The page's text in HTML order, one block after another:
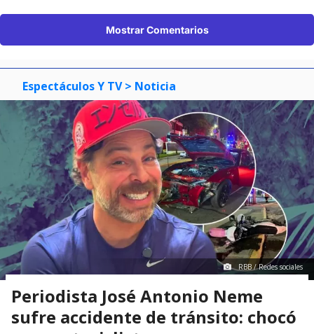
Mostrar Comentarios
Espectáculos Y TV > Noticia
RBB / Redes sociales
Periodista José Antonio Neme
sufre accidente de tránsito: chocó